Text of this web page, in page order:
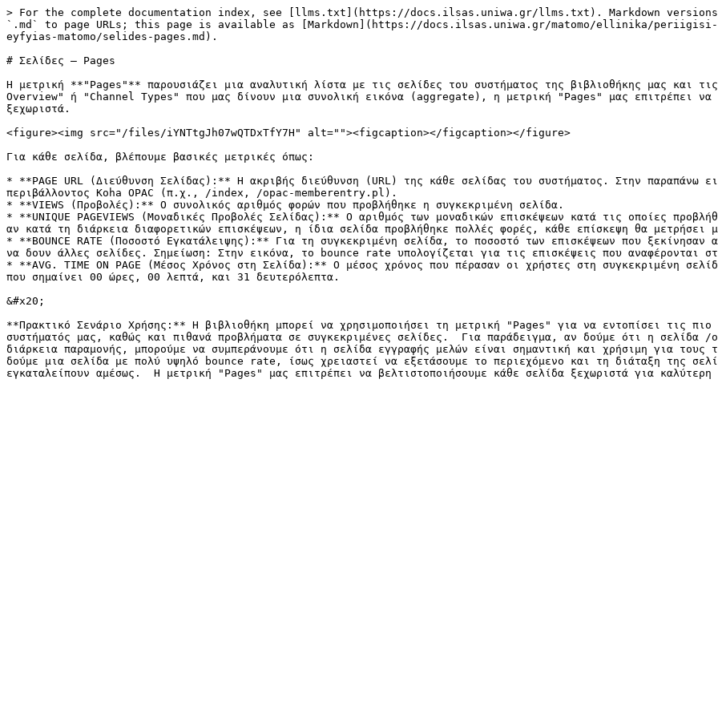
> For the complete documentation index, see [llms.txt](https://docs.ilsas.uniwa.gr/llms.txt). Markdown versions
`.md` to page URLs; this page is available as [Markdown](https://docs.ilsas.uniwa.gr/matomo/ellinika/
eyfyias-matomo/selides-pages.md).
# Σελίδες – Pages
Η μετρική **"Pages"** παρουσιάζει μια αναλυτική λίστα με τις σελίδες του συστήματος της βιβλιοθήκης μας και
Overview" ή "Channel Types" που μας δίνουν μια συνολική εικόνα (aggregate), η μετρική "Pages" μας επιτρέπει να
ξεχωριστά.
<figure><img src="/files/iYNTtgJh07wQTDxTfY7H" alt=""><figcaption></figcaption></figure>
Για κάθε σελίδα, βλέπουμε βασικές μετρικές όπως:
* **PAGE URL (Διεύθυνση Σελίδας):** Η ακριβής διεύθυνση (URL) της κάθε σελίδας του συστήματος. Στην παραπάνω
περιβάλλοντος Koha OPAC (π.χ., /index, /opac-memberentry.pl).
* **VIEWS (Προβολές):** Ο συνολικός αριθμός φορών που προβλήθηκε η συγκεκριμένη σελίδα.
* **UNIQUE PAGEVIEWS (Μοναδικές Προβολές Σελίδας):** Ο αριθμός των μοναδικών επισκέψεων κατά τις οποίες
αν κατά τη διάρκεια διαφορετικών επισκέψεων, η ίδια σελίδα προβλήθηκε πολλές φορές, κάθε επίσκεψη θα μετρήσει
* **BOUNCE RATE (Ποσοστό Εγκατάλειψης):** Για τη συγκεκριμένη σελίδα, το ποσοστό των επισκέψεων που
να δουν άλλες σελίδες. Σημείωση: Στην εικόνα, το bounce rate υπολογίζεται για τις επισκέψεις που αναφέρονται
* **AVG. TIME ON PAGE (Μέσος Χρόνος στη Σελίδα):** Ο μέσος χρόνος που πέρασαν οι χρήστες στη συγκεκριμένη
που σημαίνει 00 ώρες, 00 λεπτά, και 31 δευτερόλεπτα.
&#x20;
**Πρακτικό Σενάριο Χρήσης:** Η βιβλιοθήκη μπορεί να χρησιμοποιήσει τη μετρική "Pages" για να εντοπίσει τις
συστήματός μας, καθώς και πιθανά προβλήματα σε συγκεκριμένες σελίδες.  Για παράδειγμα, αν δούμε ότι η σελίδα
διάρκεια παραμονής, μπορούμε να συμπεράνουμε ότι η σελίδα εγγραφής μελών είναι σημαντική και χρήσιμη για
δούμε μια σελίδα με πολύ υψηλό bounce rate, ίσως χρειαστεί να εξετάσουμε το περιεχόμενο και τη διάταξη της